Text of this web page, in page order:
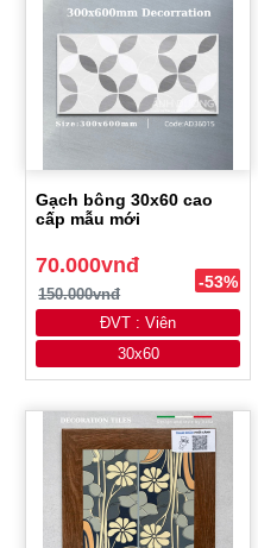
Gạch bông 30x60 cao
cấp mẫu mới
70.000vnđ
150.000vnđ
-53%
ĐVT : Viên
30x60